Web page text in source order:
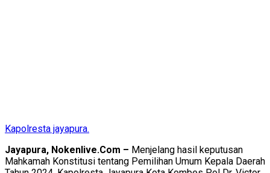
Kapolresta jayapura.
Jayapura, Nokenlive.Com – Menjelang hasil keputusan
Mahkamah Konstitusi tentang Pemilihan Umum Kepala Daerah